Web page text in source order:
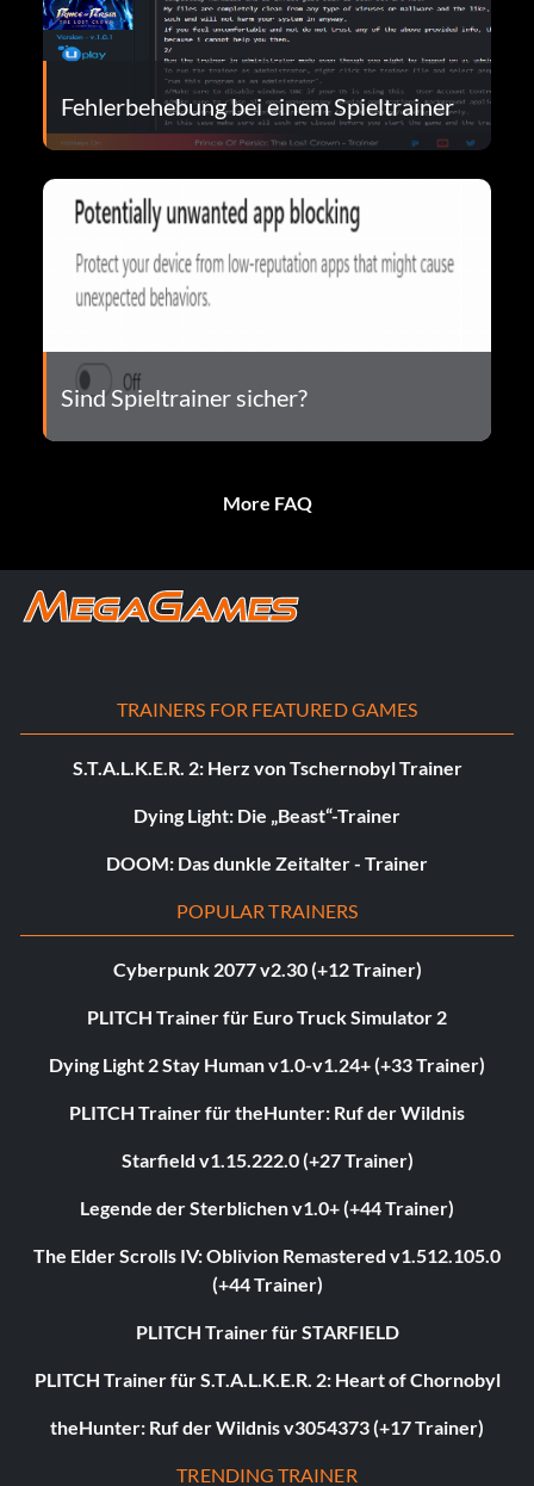
Fehlerbehebung bei einem Spieltrainer
Sind Spieltrainer sicher?
More FAQ
TRAINERS FOR FEATURED GAMES
S.T.A.L.K.E.R. 2: Herz von Tschernobyl Trainer
Dying Light: Die „Beast“-Trainer
DOOM: Das dunkle Zeitalter - Trainer
POPULAR TRAINERS
Cyberpunk 2077 v2.30 (+12 Trainer)
PLITCH Trainer für Euro Truck Simulator 2
Dying Light 2 Stay Human v1.0-v1.24+ (+33 Trainer)
PLITCH Trainer für theHunter: Ruf der Wildnis
Starfield v1.15.222.0 (+27 Trainer)
Legende der Sterblichen v1.0+ (+44 Trainer)
The Elder Scrolls IV: Oblivion Remastered v1.512.105.0
(+44 Trainer)
PLITCH Trainer für STARFIELD
PLITCH Trainer für S.T.A.L.K.E.R. 2: Heart of Chornobyl
theHunter: Ruf der Wildnis v3054373 (+17 Trainer)
TRENDING TRAINER